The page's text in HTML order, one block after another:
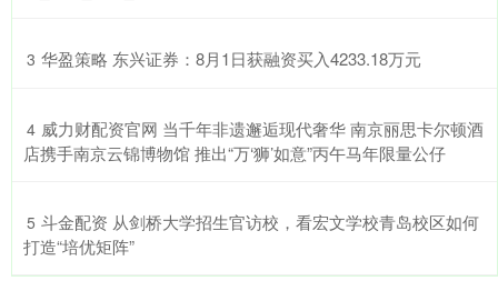
3 ​华盈策略 东兴证券：8月1日获融资买入4233.18万元
4 ​威力财配资官网 当千年非遗邂逅现代奢华 南京丽思卡尔顿酒
店携手南京云锦博物馆 推出“万‘狮’如意”丙午马年限量公仔
5 ​斗金配资 从剑桥大学招生官访校，看宏文学校青岛校区如何
打造“培优矩阵”